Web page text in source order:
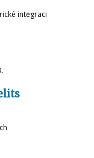
integraci